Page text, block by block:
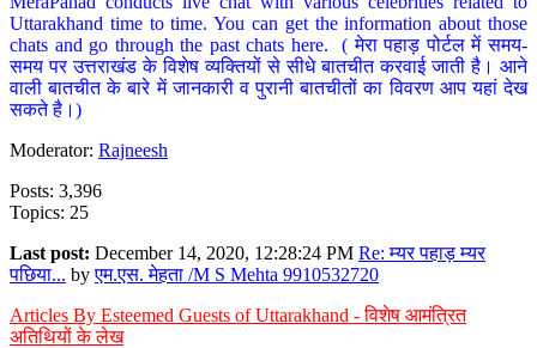
Uttarakhand time to time. You can get the information about those
chats and go through the past chats here. ( मेरा पहाड़ पोर्टल में समय-
समय पर उत्तराखंड के विशेष व्यक्तियों से सीधे बातचीत करवाई जाती है। आने
वाली बातचीत के बारे में जानकारी व पुरानी बातचीतों का विवरण आप यहां देख
सकते है।)
Moderator: Rajneesh
Posts: 3,396
Topics: 25
Last post: December 14, 2020, 12:28:24 PM Re: म्यर पहाड़ म्यर
पछिया... byएम.एस. मेहता /M S Mehta 9910532720
Articles By Esteemed Guests of Uttarakhand - विशेष आमंत्रित
अतिथियों के लेख